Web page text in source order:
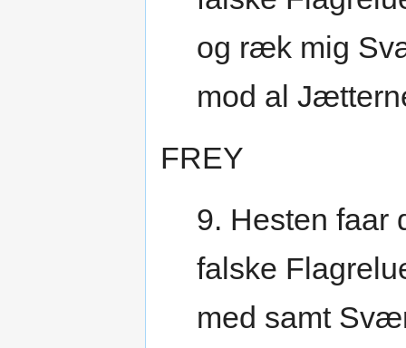
og ræk mig
mod al
FREY
9. Hesten faar
falske
med samt